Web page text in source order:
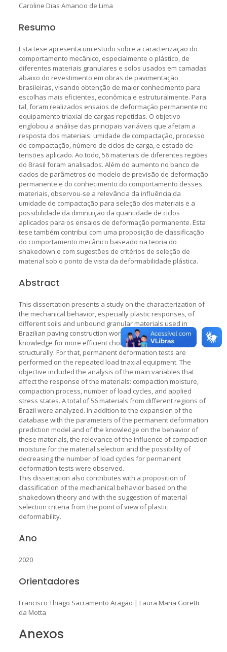
Caroline Dias Amancio de Lima
Resumo
Esta tese apresenta um estudo sobre a caracterização do
comportamento mecânico, especialmente o plástico, de
diferentes materiais granulares e solos usados em camadas
abaixo do revestimento em obras de pavimentação
brasileiras, visando obtenção de maior conhecimento para
escolhas mais eficientes, econômica e estruturalmente. Para
tal, foram realizados ensaios de deformação permanente no
equipamento triaxial de cargas repetidas. O objetivo
englobou a análise das principais variáveis que afetam a
resposta dos materiais: umidade de compactação, processo
de compactação, número de ciclos de carga, e estado de
tensões aplicado. Ao todo, 56 materiais de diferentes regiões
do Brasil foram analisados. Além do aumento no banco de
dados de parâmetros do modelo de previsão de deformação
permanente e do conhecimento do comportamento desses
materiais, observou-se a relevância da influência da
umidade de compactação para seleção dos materiais e a
possibilidade da diminuição da quantidade de ciclos
aplicados para os ensaios de deformação permanente. Esta
tese também contribui com uma proposição de classificação
do comportamento mecânico baseado na teoria do
shakedown e com sugestões de critérios de seleção de
material sob o ponto de vista da deformabilidade plástica.
Abstract
This dissertation presents a study on the characterization of
the mechanical behavior, especially plastic responses, of
different soils and unbound granular materials used in
Brazilian paving construction works aiming to obtain more
knowledge for more efficient choices, economically and
structurally. For that, permanent deformation tests are
performed on the repeated load triaxial equipment. The
objective included the analysis of the main variables that
affect the response of the materials: compaction moisture,
compaction process, number of load cycles, and applied
stress states. A total of 56 materials from different regions of
Brazil were analyzed. In addition to the expansion of the
database with the parameters of the permanent deformation
prediction model and of the knowledge on the behavior of
these materials, the relevance of the influence of compaction
moisture for the material selection and the possibility of
decreasing the number of load cycles for permanent
deformation tests were observed.
This dissertation also contributes with a proposition of
classification of the mechanical behavior based on the
shakedown theory and with the suggestion of material
selection criteria from the point of view of plastic
deformability.
Ano
2020
Orientadores
Francisco Thiago Sacramento Aragão | Laura Maria Goretti
da Motta
Anexos